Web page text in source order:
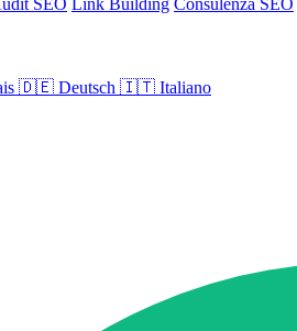
SEO Link Building Consulenza SEO
🇩🇪 Deutsch 🇮🇹 Italiano